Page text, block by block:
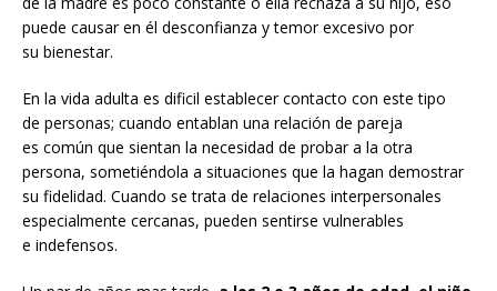
puede causar en él desconfianza y temor excesivo por
su bienestar.
En la vida adulta es dificil establecer contacto con este tipo
de personas; cuando entablan una relación de pareja
es común que sientan la necesidad de probar a la otra
persona, sometiéndola a situaciones que la hagan demostrar
su fidelidad. Cuando se trata de relaciones interpersonales
especialmente cercanas, pueden sentirse vulnerables
e indefensos.